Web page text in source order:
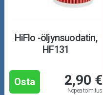
HiFlo -öljynsuodatin,
HF131
Osta 2,90 €
Nopea toimitus